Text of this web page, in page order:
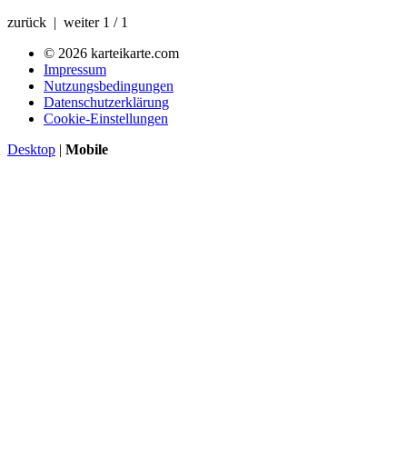
zurück | weiter 1 / 1
© 2026 karteikarte.com
Impressum
Nutzungsbedingungen
Datenschutzerklärung
Cookie-Einstellungen
Desktop | Mobile